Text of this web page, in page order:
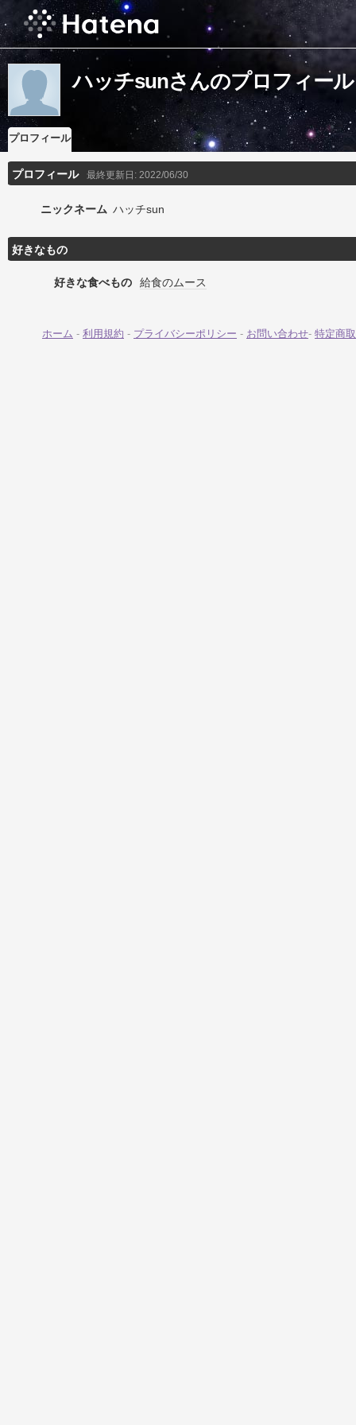
ハッチsunさんのプロフィール
プロフィール
プロフィール 最終更新日: 2022/06/30
ニックネーム ハッチsun
好きなもの
好きな食べもの 給食のムース
ホーム - 利用規約 - プライバシーポリシー - お問い合わせ- 特定商